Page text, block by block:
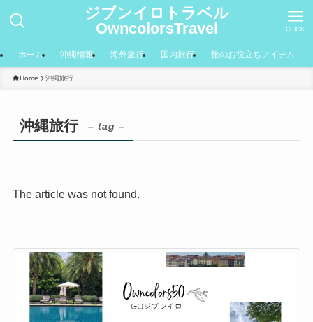
ジブンイロトラベル
OwncolorsTravel
CLICK
ホーム 沖縄情報 海外旅行 国内旅行 旅のお役立ちアイテム
Home 沖縄旅行
沖縄旅行 – tag –
The article was not found.